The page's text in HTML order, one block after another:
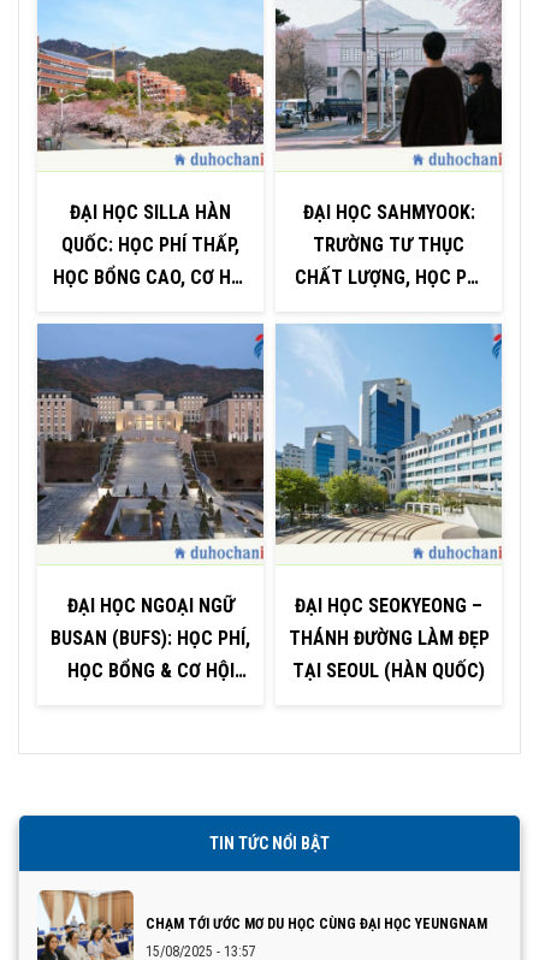
ĐẠI HỌC SILLA HÀN
QUỐC: HỌC PHÍ THẤP,
HỌC BỔNG CAO, CƠ HỘI
ĐẠI HỌC NGOẠI NGỮ
BUSAN (BUFS): HỌC PHÍ,
HỌC BỔNG & CƠ HỘI
ĐẠI HỌC SAHMYOOK:
TRƯỜNG TƯ THỤC
CHẤT LƯỢNG, HỌC PHÍ
ĐẠI HỌC SEOKYEONG –
THÁNH ĐƯỜNG LÀM ĐẸP
TẠI SEOUL (HÀN QUỐC)
TIN TỨC NỔI BẬT
CHẠM TỚI ƯỚC MƠ DU HỌC CÙNG ĐẠI HỌC YEUNGNAM
15/08/2025 - 13:57